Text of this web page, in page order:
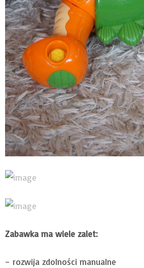
Zabawka ma wiele zalet:
– rozwija zdolności manualne